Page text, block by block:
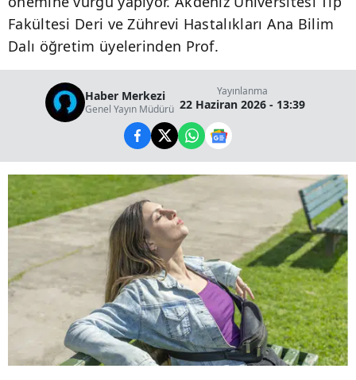
Fakültesi Deri ve Zührevi Hastalıkları Ana Bilim
Dalı öğretim üyelerinden Prof.
Haber Merkezi
Genel Yayın Müdürü
Yayınlanma
22 Haziran 2026 - 13:39